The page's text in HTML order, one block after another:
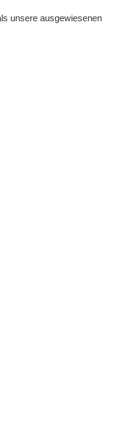
unsere ausgewiesenen